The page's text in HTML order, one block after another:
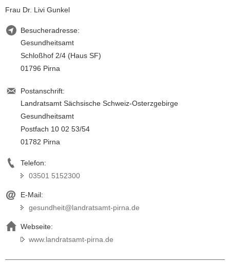
Frau Dr. Livi Gunkel
Besucheradresse:
Gesundheitsamt
Schloßhof 2/4 (Haus SF)
01796 Pirna
Postanschrift:
Landratsamt Sächsische Schweiz-Osterzgebirge
Gesundheitsamt
Postfach 10 02 53/54
01782 Pirna
Telefon:
03501 5152300
E-Mail:
gesundheit@landratsamt-pirna.de
Webseite:
www.landratsamt-pirna.de